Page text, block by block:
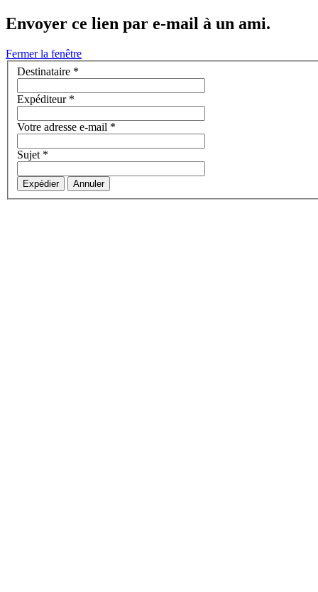
Envoyer ce lien par e-mail à un ami.
Fermer la fenêtre
Destinataire *
Expéditeur*
Votre adresse e-mail *
Sujet*
Expédier Annuler